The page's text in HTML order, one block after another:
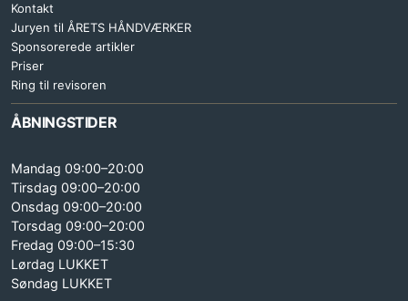
Kontakt
Juryen til ÅRETS HÅNDVÆRKER
Sponsorerede artikler
Priser
Ring til revisoren
ÅBNINGSTIDER
Mandag 09:00–20:00
Tirsdag 09:00–20:00
Onsdag 09:00–20:00
Torsdag 09:00–20:00
Fredag 09:00–15:30
Lørdag LUKKET
Søndag LUKKET